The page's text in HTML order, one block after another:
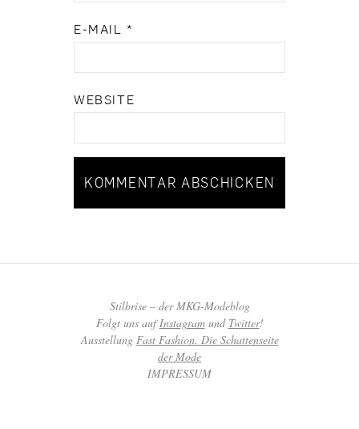
E-MAIL*
WEBSITE
Stilbrise – der MKG-Modeblog
Folgt uns aufInstagram und Twitter!
Ausstellung Fast Fashion. Die Schattenseite
der Mode
IMPRESSUM